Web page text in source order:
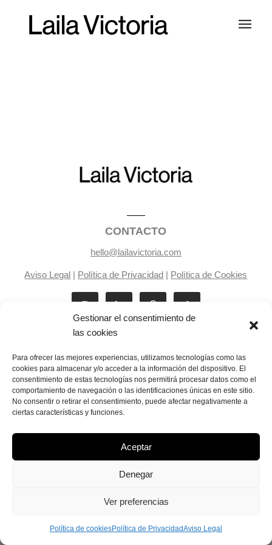
Gestionar el consentimiento de
las cookies
Para ofrecer las mejores experiencias, utilizamos tecnologías como las
cookies para almacenar y/o acceder a la información del dispositivo. El
consentimiento de estas tecnologías nos permitirá procesar datos como el
comportamiento de navegación o las identificaciones únicas en este sitio.
No consentir o retirar el consentimiento, puede afectar negativamente a
ciertas características y funciones.
Aceptar
Denegar
Ver preferencias
Política de cookiesPolítica de PrivacidadAviso Legal
CONTACTO
hello@lailavictoria.com
Aviso Legal | Política de Privacidad | Política de Cookies
Laila Victoria © copyright 2025